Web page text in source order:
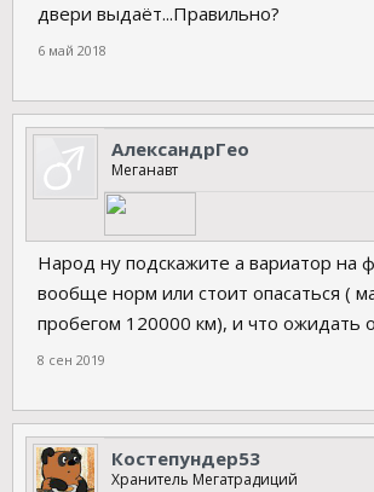
двери выдаёт...Правильно?
6 май 2018
АлександрГео
Меганавт
Народ ну подскажите а вариатор на
вообще норм или стоит опасаться (
пробегом 120000 км), и что ожидать
8 сен 2019
Костепундер53
Хранитель Мегатрадиций